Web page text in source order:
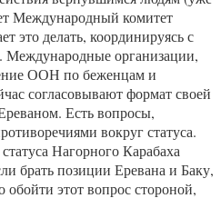
Международный комитет
это делать, координируясь с
организации,
ООН по беженцам и
согласовывают формат своей
Есть вопросы,
вокруг статуса.
Нагорного Карабаха
брать позиции Еревана и Баку,
этот вопрос стороной,